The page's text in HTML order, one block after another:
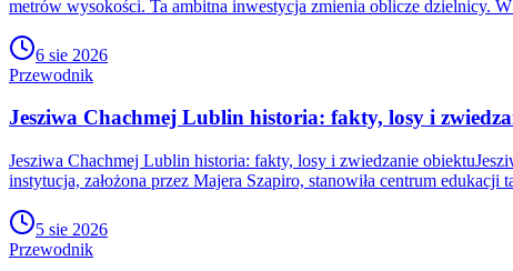
metrów wysokości. Ta ambitna inwestycja zmienia oblicze dzielnicy.
6 sie 2026
Przewodnik
Jesziwa Chachmej Lublin historia: fakty, losy i
Jesziwa Chachmej Lublin historia: fakty, losy i zwiedzanie
instytucja, założona przez Majera Szapiro, stanowiła centrum edukacji
5 sie 2026
Przewodnik